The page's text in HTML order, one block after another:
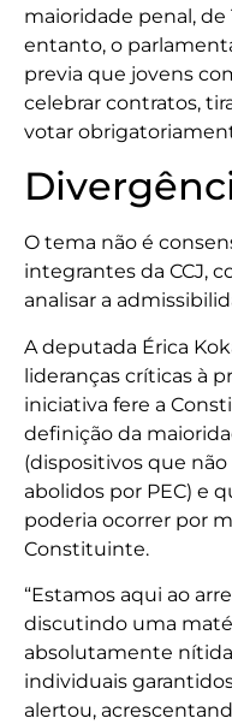
maioridade penal, de
entanto, o
previa que jovens
celebrar contratos,
votar
O tema não é
integrantes da CCJ,
analisar a
A deputada Érica
lideranças críticas à
iniciativa fere a
definição da
(dispositivos que
abolidos por PEC) e
poderia ocorrer por
Constituinte.
“Estamos aqui ao
discutindo uma
absolutamente
individuais
alertou,